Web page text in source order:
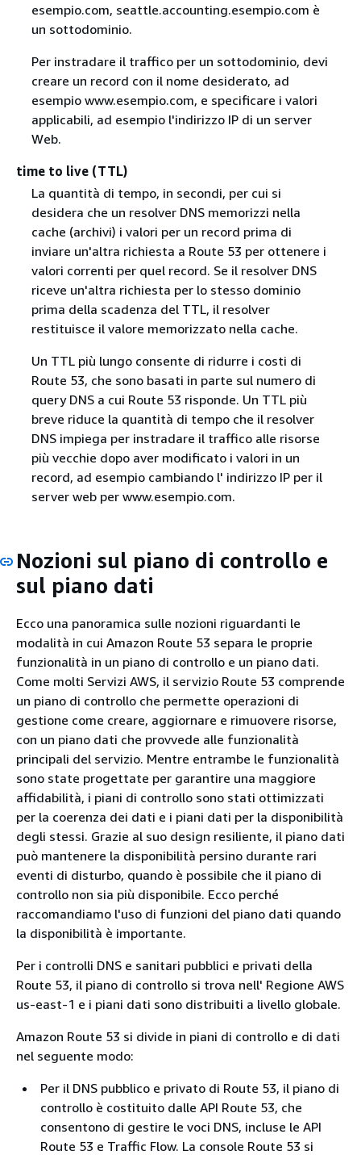
esempio.com, seattle.accounting.esempio.com è
un sottodominio.
Per instradare il traffico per un sottodominio, devi
creare un record con il nome desiderato, ad
esempio www.esempio.com, e specificare i valori
applicabili, ad esempio l'indirizzo IP di un server
Web.
time to live (TTL)
La quantità di tempo, in secondi, per cui si
desidera che un resolver DNS memorizzi nella
cache (archivi) i valori per un record prima di
inviare un'altra richiesta a Route 53 per ottenere i
valori correnti per quel record. Se il resolver DNS
riceve un'altra richiesta per lo stesso dominio
prima della scadenza del TTL, il resolver
restituisce il valore memorizzato nella cache.
Un TTL più lungo consente di ridurre i costi di
Route 53, che sono basati in parte sul numero di
query DNS a cui Route 53 risponde. Un TTL più
breve riduce la quantità di tempo che il resolver
DNS impiega per instradare il traffico alle risorse
più vecchie dopo aver modificato i valori in un
record, ad esempio cambiando l' indirizzo IP per il
server web per www.esempio.com.
Nozioni sul piano di controllo e
sul piano dati
Ecco una panoramica sulle nozioni riguardanti le
modalità in cui Amazon Route 53 separa le proprie
funzionalità in un piano di controllo e un piano dati.
Come molti Servizi AWS, il servizio Route 53 comprende
un piano di controllo che permette operazioni di
gestione come creare, aggiornare e rimuovere risorse,
con un piano dati che provvede alle funzionalità
principali del servizio. Mentre entrambe le funzionalità
sono state progettate per garantire una maggiore
affidabilità, i piani di controllo sono stati ottimizzati
per la coerenza dei dati e i piani dati per la disponibilità
degli stessi. Grazie al suo design resiliente, il piano dati
può mantenere la disponibilità persino durante rari
eventi di disturbo, quando è possibile che il piano di
controllo non sia più disponibile. Ecco perché
raccomandiamo l'uso di funzioni del piano dati quando
la disponibilità è importante.
Per i controlli DNS e sanitari pubblici e privati della
Route 53, il piano di controllo si trova nell' Regione AWS
us-east-1 e i piani dati sono distribuiti a livello globale.
Amazon Route 53 si divide in piani di controllo e di dati
nel seguente modo:
Per il DNS pubblico e privato di Route 53, il piano di
controllo è costituito dalle API Route 53, che
consentono di gestire le voci DNS, incluse le API
Route 53 e Traffic Flow. La console Route 53 si